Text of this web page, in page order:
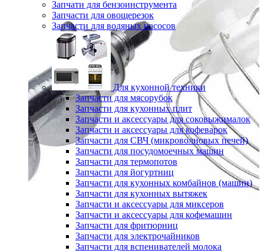
Запчати для бензоинструмента
Запчасти для овощерезок
Запчасти для водяных насосов
Для кухонной техники
Запчасти для мясорубок
Запчасти для кухонных плит
Запчасти и аксессуары для соковыжималок
Запчасти и аксессуары для кофеварок
Запчасти для СВЧ (микроволновых печей)
Запчасти для посудомоечных машин
Запчасти для термопотов
Запчасти для йогуртниц
Запчасти для кухонных комбайнов (машин)
Запчасти для кухонных вытяжек
Запчасти и аксессуары для миксеров
Запчасти и аксессуары для кофемашин
Запчасти для фритюрниц
Запчасти для электрочайников
Запчасти для вспенивателей молока